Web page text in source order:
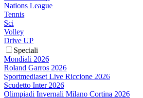
Nations League
Tennis
Sci
Volley
Drive UP
Speciali
Mondiali 2026
Roland Garros 2026
Sportmediaset Live Riccione 2026
Scudetto Inter 2026
Olimpiadi Invernali Milano Cortina 2026